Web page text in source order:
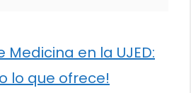
Medicina en la UJED:
lo que ofrece!